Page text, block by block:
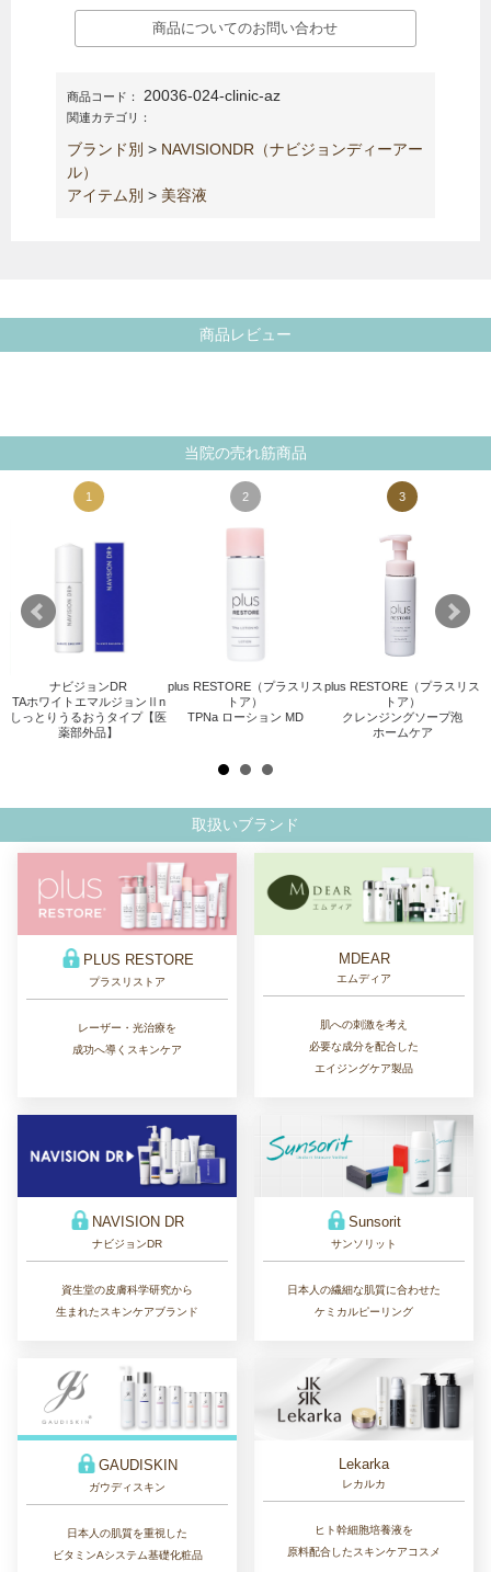
商品についてのお問い合わせ
商品コード： 20036-024-clinic-az
関連カテゴリ：
ブランド別 > NAVISIONDR（ナビジョンディーアー
ル）
アイテム別 > 美容液
商品レビュー
当院の売れ筋商品
1
ナビジョンDR
TAホワイトエマルジョンⅡn
しっとりうるおうタイプ【医
薬部外品】
2
plus RESTORE（プラスリス
トア）
TPNa ローション MD
3
plus RESTORE（プラスリス
トア）
クレンジングソープ泡
ホームケア
取扱いブランド
PLUS RESTORE
プラスリストア
レーザー・光治療を
成功へ導くスキンケア
MDEAR
エムディア
肌への刺激を考え
必要な成分を配合した
エイジングケア製品
NAVISION DR
ナビジョンDR
資生堂の皮膚科学研究から
生まれたスキンケアブランド
Sunsorit
サンソリット
日本人の繊細な肌質に合わせた
ケミカルピーリング
GAUDISKIN
ガウディスキン
日本人の肌質を重視した
ビタミンAシステム基礎化粧品
Lekarka
レカルカ
ヒト幹細胞培養液を
原料配合したスキンケアコスメ